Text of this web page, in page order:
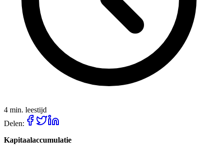
4 min. leestijd
Delen:
Kapitaalaccumulatie